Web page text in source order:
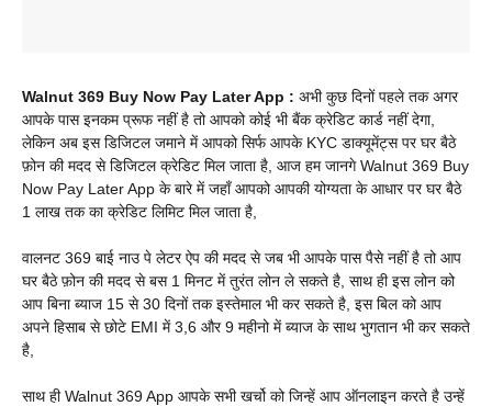
Walnut 369 Buy Now Pay Later App : अभी कुछ दिनों पहले तक अगर
आपके पास इनकम प्रूफ नहीं है तो आपको कोई भी बैंक क्रेडिट कार्ड नहीं देगा,
लेकिन अब इस डिजिटल जमाने में आपको सिर्फ आपके KYC डाक्यूमेंट्स पर घर बैठे
फ़ोन की मदद से डिजिटल क्रेडिट मिल जाता है, आज हम जानगे Walnut 369 Buy
Now Pay Later App के बारे में जहाँ आपको आपकी योग्यता के आधार पर घर बैठे
1 लाख तक का क्रेडिट लिमिट मिल जाता है,
वालनट 369 बाई नाउ पे लेटर ऐप की मदद से जब भी आपके पास पैसे नहीं है तो आप
घर बैठे फ़ोन की मदद से बस 1 मिनट में तुरंत लोन ले सकते है, साथ ही इस लोन को
आप बिना ब्याज 15 से 30 दिनों तक इस्तेमाल भी कर सकते है, इस बिल को आप
अपने हिसाब से छोटे EMI में 3,6 और 9 महीनो में ब्याज के साथ भुगतान भी कर सकते
है,
साथ ही Walnut 369 App आपके सभी खर्चो को जिन्हें आप ऑनलाइन करते है उन्हें